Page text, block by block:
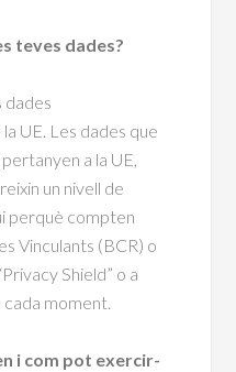
teves dades?
dades
UE. Les dades que
a la UE,
un nivell de
perquè compten
Vinculants (BCR) o
Shield” o a
cada moment.
i com pot exercir-